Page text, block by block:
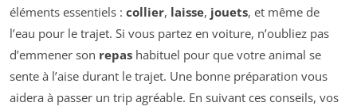
éléments essentiels : collier, laisse, jouets, et même de
l’eau pour le trajet. Si vous partez en voiture, n’oubliez pas
d’emmener son repas habituel pour que votre animal se
sente à l’aise durant le trajet. Une bonne préparation vous
aidera à passer un trip agréable. En suivant ces conseils, vos